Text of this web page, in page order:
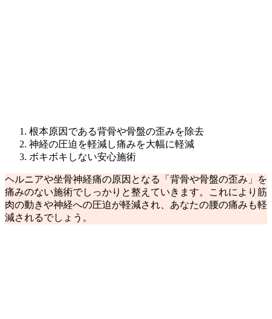
根本原因である背骨や骨盤の歪みを除去
神経の圧迫を軽減し痛みを大幅に軽減
ボキボキしない安心施術
ヘルニアや坐骨神経痛の原因となる「背骨や骨盤の歪み」を
痛みのない施術でしっかりと整えていきます。これにより筋
肉の動きや神経への圧迫が軽減され、あなたの腰の痛みも軽
減されるでしょう。